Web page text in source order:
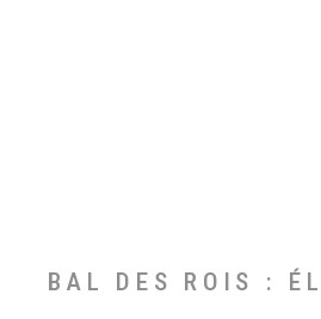
BAL DES ROIS :